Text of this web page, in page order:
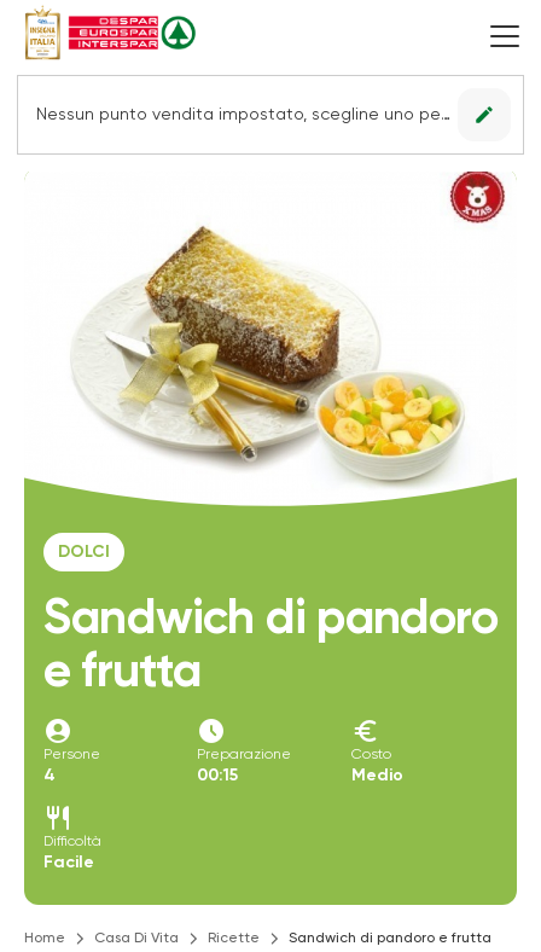
Nessun punto vendita impostato, scegline uno per vedere le offerte. edit
DOLCI
Sandwich di pandoro
e frutta
account_circle
Persone
4
access_time_filled
Preparazione
00:15
euro
Costo
Medio
restaurant
Difficoltà
Facile
Home Casa Di Vita Ricette Sandwich di pandoro e frutta